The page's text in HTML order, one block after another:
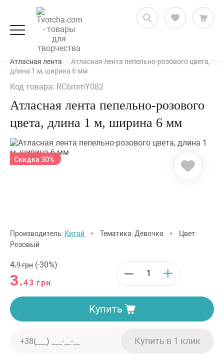
Рукоделие и флористика
Атласная лента
Атласная лента пепельно-розового цвета,
длина 1 м, ширина 6 мм
Скидка 30%
Код товара: RC6mmY082
Атласная лента пепельно-розового
цвета, длина 1 м, ширина 6 мм
Производитель: Китай • Тематика: Девочка •
Цвет:
Розовый
4.9 грн (-30%)
3.43 грн
Купить